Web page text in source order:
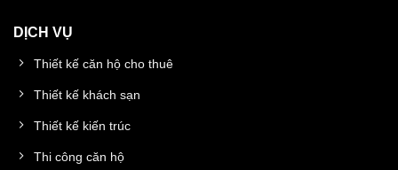
DỊCH VỤ
Thiết kế căn hộ cho thuê
Thiết kế khách sạn
Thiết kế kiến trúc
Thi công căn hộ